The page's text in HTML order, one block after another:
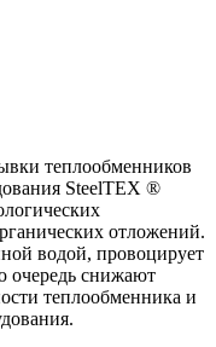
теплообменников
SteelTEX ®
отложений.
водой, провоцирует
очередь снижают
теплообменника и